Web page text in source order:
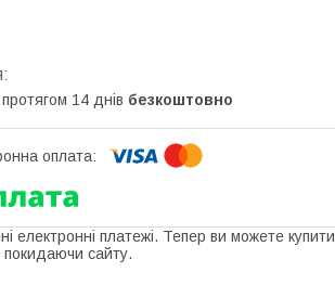
14 днів безкоштовно
електронні платежі. Тепер ви можете купити
сайту.